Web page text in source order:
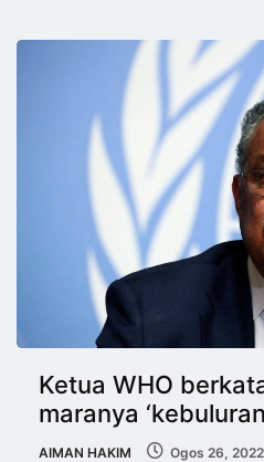
Ketua WHO
maranya
AIMAN HAKIM Ogos 26, 2022